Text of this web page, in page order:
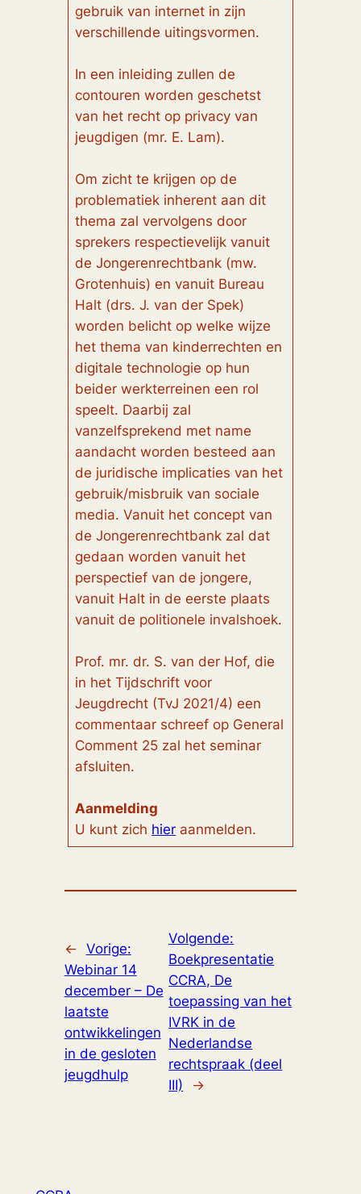
gebruik van internet in zijn
verschillende uitingsvormen.
In een inleiding zullen de
contouren worden geschetst
van het recht op privacy van
jeugdigen (mr. E. Lam).
Om zicht te krijgen op de
problematiek inherent aan dit
thema zal vervolgens door
sprekers respectievelijk vanuit
de Jongerenrechtbank (mw.
Grotenhuis) en vanuit Bureau
Halt (drs. J. van der Spek)
worden belicht op welke wijze
het thema van kinderrechten en
digitale technologie op hun
beider werkterreinen een rol
speelt. Daarbij zal
vanzelfsprekend met name
aandacht worden besteed aan
de juridische implicaties van het
gebruik/misbruik van sociale
media. Vanuit het concept van
de Jongerenrechtbank zal dat
gedaan worden vanuit het
perspectief van de jongere,
vanuit Halt in de eerste plaats
vanuit de politionele invalshoek.
Prof. mr. dr. S. van der Hof, die
in het Tijdschrift voor
Jeugdrecht (TvJ 2021/4) een
commentaar schreef op General
Comment 25 zal het seminar
afsluiten.
Aanmelding
U kunt zich hier aanmelden.
← Vorige:
Webinar 14
december – De
laatste
ontwikkelingen
in de gesloten
jeugdhulp
Volgende:
Boekpresentatie
CCRA, De
toepassing van het
IVRK in de
Nederlandse
rechtspraak (deel
III)
→